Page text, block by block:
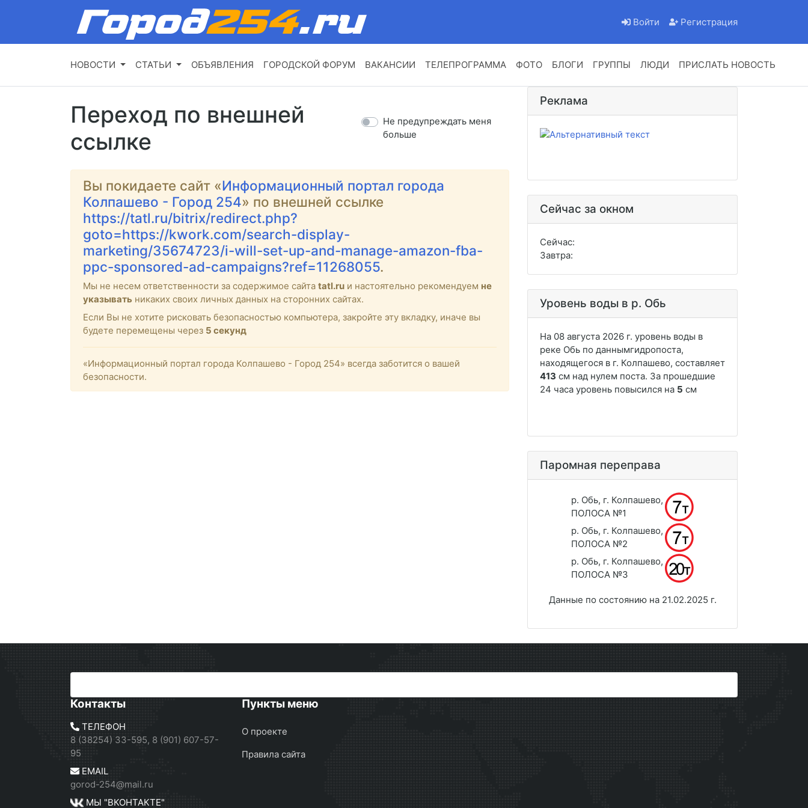
Войти Регистрация
НОВОСТИ СТАТЬИ ОБЪЯВЛЕНИЯ ГОРОДСКОЙ ФОРУМ ВАКАНСИИ ТЕЛЕПРОГРАММА ФОТО БЛОГИ ГРУППЫ ЛЮДИ ПРИСЛАТЬ НОВОСТЬ
Переход по внешней
ссылке
Не предупреждать меня
больше
Вы покидаете сайт «Информационный портал города
Колпашево - Город 254» по внешней ссылке
https://tatl.ru/bitrix/redirect.php?
goto=https://kwork.com/search-display-
marketing/35674723/i-will-set-up-and-manage-amazon-fba-
ppc-sponsored-ad-campaigns?ref=11268055.
Мы не несем ответственности за содержимое сайта tatl.ru и настоятельно рекомендуем не
указывать никаких своих личных данных на сторонних сайтах.
Если Вы не хотите рисковать безопасностью компьютера, закройте эту вкладку, иначе вы
будете перемещены через 5 секунд
«Информационный портал города Колпашево - Город 254» всегда заботится о вашей
безопасности.
Реклама
Сейчас за окном
Сейчас:
Завтра:
Уровень воды в р. Обь
Паромная переправа
р. Обь, г. Колпашево,
ПОЛОСА №1
р. Обь, г. Колпашево,
ПОЛОСА №2
р. Обь, г. Колпашево,
ПОЛОСА №3
Данные по состоянию на 21.02.2025 г.
Контакты
ТЕЛЕФОН
8 (38254) 33-595, 8 (901) 607-57-
95
EMAIL
gorod-254@mail.ru
МЫ "ВКОНТАКТЕ"
Пункты меню
О проекте
Правила сайта